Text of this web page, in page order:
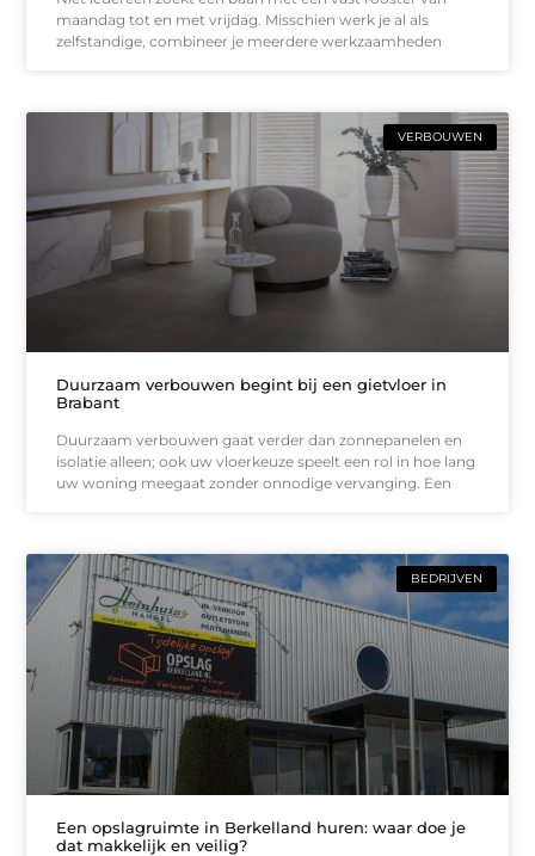
maandag tot en met vrijdag. Misschien werk je al als
zelfstandige, combineer je meerdere werkzaamheden
VERBOUWEN
Duurzaam verbouwen begint bij een gietvloer in
Brabant
Duurzaam verbouwen gaat verder dan zonnepanelen en
isolatie alleen; ook uw vloerkeuze speelt een rol in hoe lang
uw woning meegaat zonder onnodige vervanging. Een
BEDRIJVEN
Een opslagruimte in Berkelland huren: waar doe je
dat makkelijk en veilig?